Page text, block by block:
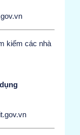
kiếm các nhà